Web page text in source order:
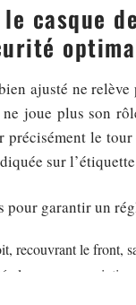
casque
ajusté ne
joue plus son
le
sur
pour garantir un
recouvrant le front,
pour un